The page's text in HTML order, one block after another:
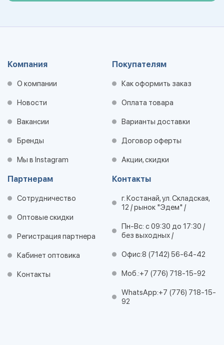
Компания
О компании
Новости
Вакансии
Бренды
Мы в Instagram
Покупателям
Как оформить заказ
Оплата товара
Варианты доставки
Договор оферты
Акции, скидки
Партнерам
Сотрудничество
Оптовые скидки
Регистрация партнера
Кабинет оптовика
Контакты
Контакты
г. Костанай, ул. Складская,
12 / рынок "Эдем" /
Пн-Вс: с 09:30 до 17:30 /
без выходных /
Офис:8 (7142) 56-64-42
Моб.:+7 (776) 718-15-92
WhatsApp:+7 (776) 718-15-
92